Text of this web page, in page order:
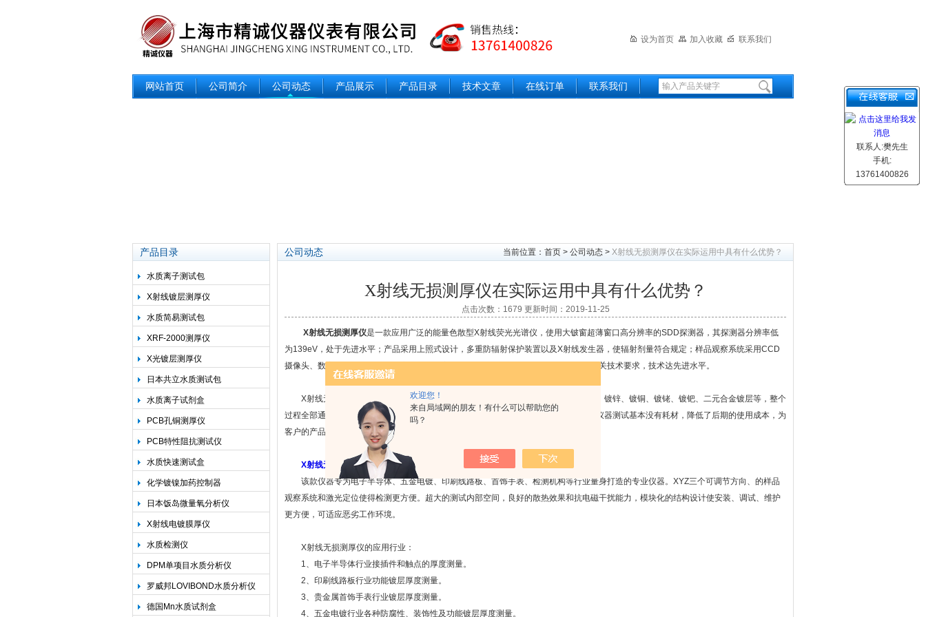
欢迎您！
来自局域网的朋友！有什么可以帮助您的
吗？
设为首页 加入收藏 联系我们
网站首页 公司简介 公司动态 产品展示 产品目录 技术文章 在线订单 联系我们
产品目录
水质离子测试包
X射线镀层测厚仪
水质简易测试包
XRF-2000测厚仪
X光镀层测厚仪
日本共立水质测试包
水质离子试剂盒
PCB孔铜测厚仪
PCB特性阻抗测试仪
水质快速测试盒
化学镀镍加药控制器
日本饭岛微量氧分析仪
X射线电镀膜厚仪
水质检测仪
DPM单项目水质分析仪
罗威邦LOVIBOND水质分析仪
德国Mn水质试剂盒
公司动态 当前位置： 首页 > 公司动态 > X射线无损测厚仪在实际运用中具有什么优势？
X射线无损测厚仪在实际运用中具有什么优势？
点击次数：1679 更新时间：2019-11-25
X射线无损测厚仪是一款应用广泛的能量色散型X射线荧光光谱仪，使用大铍窗超薄窗口高分辨率的SDD探测器，其探测器分辨率低
为139eV，处于先进水平；产品采用上照式设计，多重防辐射保护装置以及X射线发生器，使辐射剂量符合规定；样品观察系统采用CCD
摄像头、数字多道分析器、激光定位以及自主研发的测厚分析软件，各项指标均符合相关技术要求，技术达先进水平。
X射线无损测厚仪主要应用于金属镀层银的测试，同时可以测试镀金、镀镍、镀锡、镀锌、镀铜、镀铑、镀钯、二元合金镀层等，整个
过程全部通过电脑来操作，实现“傻瓜”式操作模式，简单的培训既可以进行操作，整个仪器测试基本没有耗材，降低了后期的使用成本，为
客户的产品质量保驾护航。
X射线无损测厚仪的优点：
该款仪器专为电子半导体、五金电镀、印刷线路板、首饰手表、检测机构等行业量身打造的专业仪器。XYZ三个可调节方向、的样品
观察系统和激光定位使得检测更方便。超大的测试内部空间，良好的散热效果和抗电磁干扰能力，模块化的结构设计使安装、调试、维护
更方便，可适应恶劣工作环境。
X射线无损测厚仪的应用行业：
1、电子半导体行业接插件和触点的厚度测量。
2、印刷线路板行业功能镀层厚度测量。
3、贵金属首饰手表行业镀层厚度测量。
4、五金电镀行业各种防腐性、装饰性及功能镀层厚度测量。
联系人:樊先生
手机:
13761400826